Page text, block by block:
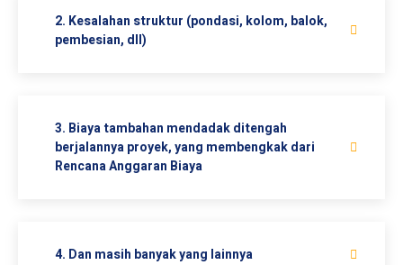
2. Kesalahan struktur (pondasi, kolom, balok,
pembesian, dll)
3. Biaya tambahan mendadak ditengah
berjalannya proyek, yang membengkak dari
Rencana Anggaran Biaya
4. Dan masih banyak yang lainnya